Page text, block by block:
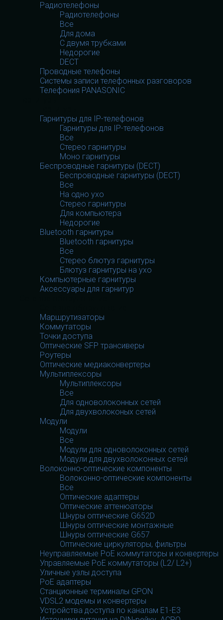
Радиотелефоны
Радиотелефоны
Все
Для дома
С двумя трубками
Недорогие
DECT
Проводные телефоны
Системы записи телефонных разговоров
Телефония PANASONIC
Гарнитуры для IP-телефонов
Гарнитуры для IP-телефонов
Все
Стерео гарнитуры
Моно гарнитуры
Беспроводные гарнитуры (DECT)
Беспроводные гарнитуры (DECT)
Все
На одно ухо
Стерео гарнитуры
Для компьютера
Недорогие
Bluetooth гарнитуры
Bluetooth гарнитуры
Все
Стерео блютуз гарнитуры
Блютуз гарнитуры на ухо
Компьютерные гарнитуры
Аксессуары для гарнитур
Маршрутизаторы
Коммутаторы
Точки доступа
Оптические SFP трансиверы
Роутеры
Оптические медиаконвертеры
Мультиплексоры
Мультиплексоры
Все
Для одноволоконных сетей
Для двухволоконых сетей
Модули
Модули
Все
Модули для одноволоконных сетей
Модули для двухволоконных сетей
Волоконно-оптические компоненты
Волоконно-оптические компоненты
Все
Оптические адаптеры
Оптические аттенюаторы
Шнуры оптические G652D
Шнуры оптические монтажные
Шнуры оптические G657
Оптические циркуляторы, фильтры
Неуправляемые PoE коммутаторы и конвертеры
Управляемые PoE коммутаторы (L2/ L2+)
Уличные узлы доступа
PoE адаптеры
Станционные терминалы GPON
VDSL2 модемы и конвертеры
Устройства доступа по каналам E1-E3